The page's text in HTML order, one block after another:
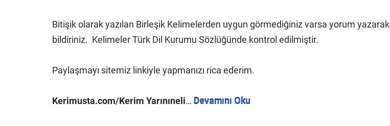
Bitişik olarak yazılan Birleşik Kelimelerden uygun görmediğiniz varsa yorum yazarak
bildiriniz. Kelimeler Türk Dil Kurumu Sözlüğünde kontrol edilmiştir.
Paylaşmayı sitemiz linkiyle yapmanızı rica ederim.
Kerimusta.com/Kerim Yarınıneli… Devamını Oku